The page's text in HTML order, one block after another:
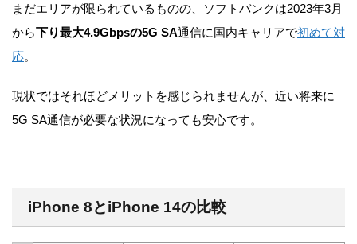
まだエリアが限られているものの、ソフトバンクは2023年3月
から下り最大4.9Gbpsの5G SA通信に国内キャリアで初めて対
応。
現状ではそれほどメリットを感じられませんが、近い将来に
5G SA通信が必要な状況になっても安心です。
iPhone 8とiPhone 14の比較